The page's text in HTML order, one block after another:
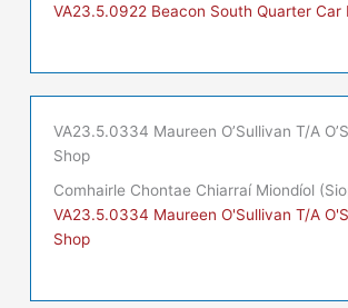
VA23.5.0922 Beacon South Quarter Car
VA23.5.0334 Maureen O’Sullivan T/A
Shop
Comhairle Chontae Chiarraí Miondíol
VA23.5.0334 Maureen O'Sullivan T/A
Shop